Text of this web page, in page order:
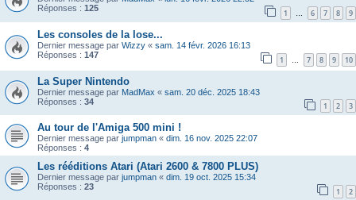
Réponses : 125 1 … 6 7 8 9
Les consoles de la lose...
Dernier message par Wizzy « sam. 14 févr. 2026 16:13
Réponses : 147 1 7 8 9 10
La Super Nintendo
Dernier message par MadMax « sam. 20 déc. 2025 18:43
Réponses : 34 1 2 3
Au tour de l'Amiga 500 mini !
Dernier message par jumpman « dim. 16 nov. 2025 22:07
Réponses : 4
Les rééditions Atari (Atari 2600 & 7800 PLUS)
Dernier message par jumpman « dim. 19 oct. 2025 15:34
Réponses : 23 1 2